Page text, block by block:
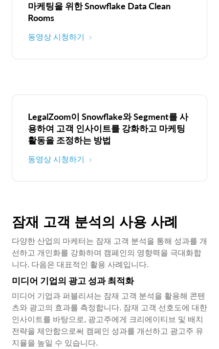
마케팅을 위한 Snowflake Data Clean
Rooms
동영상 시청하기
LegalZoom이 Snowflake와 Segment를 사
용하여 고객 인사이트를 강화하고 마케팅
활동을 조정하는 방법
동영상 시청하기
잠재 고객 분석의 사용 사례
다양한 산업의 마케터는 잠재 고객 분석을 통해 성과를 개
선하고 개인화를 강화하며 캠페인의 영향력을 극대화합
니다. 다음은 대표적인 활용 사례입니다.
미디어 기업의 광고 성과 최적화
미디어 기업과 퍼블리셔는 잠재 고객 분석을 활용해 콘텐
츠와 광고의 효과를 측정합니다. 잠재 고객 선호도에 대한
인사이트를 바탕으로, 광고주에게 크리에이티브 및 배치
전략을 제안함으로써 캠페인 성과를 개선하고 광고주 유
지율을 높일 수 있습니다.